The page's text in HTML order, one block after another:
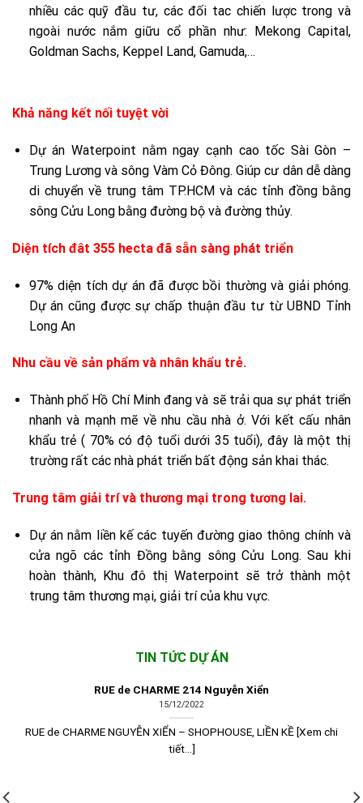
nhiều các quỹ đầu tư, các đối tac chiến lược trong và
ngoài nước nắm giữu cổ phần như: Mekong Capital,
Goldman Sachs, Keppel Land, Gamuda,…
Khả năng kết nối tuyệt vời
Dự án Waterpoint nằm ngay cạnh cao tốc Sài Gòn –
Trung Lương và sông Vàm Cỏ Đông. Giúp cư dân dễ dàng
di chuyển về trung tâm TP.HCM và các tỉnh đồng bằng
sông Cửu Long bằng đường bộ và đường thủy.
Diện tích đât 355 hecta đã sẵn sàng phát triển
97% diện tích dự án đã được bồi thường và giải phóng.
Dự án cũng được sự chấp thuận đầu tư từ UBND Tỉnh
Long An
Nhu cầu về sản phẩm và nhân khẩu trẻ.
Thành phố Hồ Chí Minh đang và sẽ trải qua sự phát triển
nhanh và mạnh mẽ về nhu cầu nhà ở. Với kết cấu nhân
khẩu trẻ ( 70% có độ tuổi dưới 35 tuổi), đây là một thị
trường rất các nhà phát triển bất động sản khai thác.
Trung tâm giải trí và thương mại trong tương lai.
Dự án nằm liền kế các tuyến đường giao thông chính và
cửa ngõ các tỉnh Đồng bằng sông Cửu Long. Sau khi
hoàn thành, Khu đô thị Waterpoint sẽ trở thành một
trung tâm thương mại, giải trí của khu vực.
TIN TỨC DỰ ÁN
RUE de CHARME 214 Nguyễn Xiển
15/12/2022
RUE de CHARME NGUYỄN XIỂN – SHOPHOUSE, LIỀN KỀ [Xem chi
tiết...]